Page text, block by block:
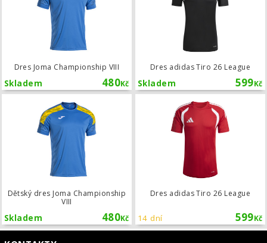
Dres Joma Championship VIII
480Kč
Skladem
Dres adidas Tiro 26 League
599Kč
Skladem
Dětský dres Joma Championship
VIII
480Kč
Skladem
Dres adidas Tiro 26 League
599Kč
14 dní